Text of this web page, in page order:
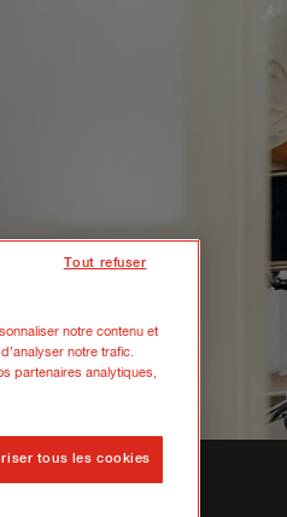
notre contenu et
notre trafic.
partenaires analytiques,
Tout refuser
tous les cookies